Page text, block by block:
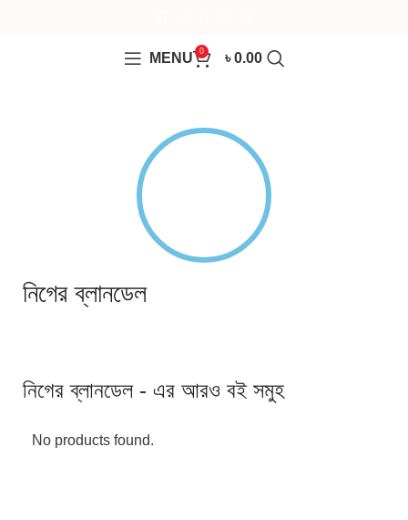
MENU 0 ৳0.00
নিগের ব্লানডেল
নিগের ব্লানডেল - এর আরও বই সমুহ
No products found.